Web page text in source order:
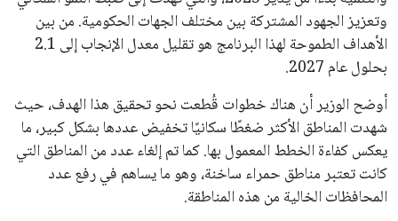
وتعزيز الجهود المشتركة بين مختلف الجهات الحكومية. من بين
الأهداف الطموحة لهذا البرنامج هو تقليل معدل الإنجاب إلى 2.1
بحلول عام 2027.
أوضح الوزير أن هناك خطوات قُطعت نحو تحقيق هذا الهدف، حيث
شهدت المناطق الأكثر ضغطًا سكانيًا تخفيض عددها بشكل كبير، ما
يعكس كفاءة الخطط المعمول بها. كما تم إلغاء عدد من المناطق التي
كانت تعتبر مناطق حمراء ساخنة، وهو ما يساهم في رفع عدد
المحافظات الخالية من هذه المناطقة.